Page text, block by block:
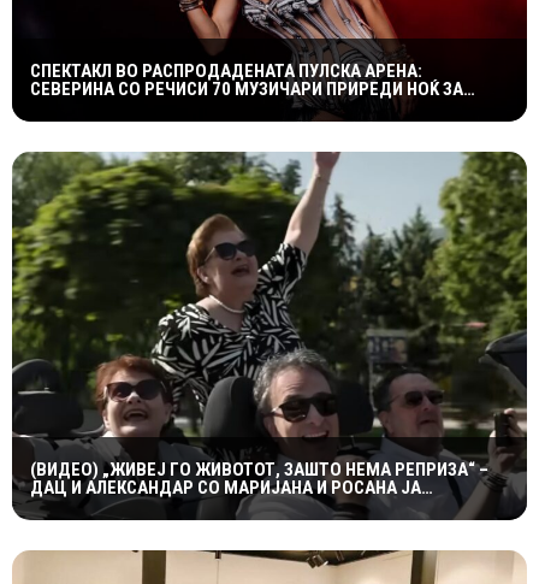
СПЕКТАКЛ ВО РАСПРОДАДЕНАТА ПУЛСКА АРЕНА:
СЕВЕРИНА СО РЕЧИСИ 70 МУЗИЧАРИ ПРИРЕДИ НОЌ ЗА
(ВИДЕО) „ЖИВЕЈ ГО ЖИВОТОТ, ЗАШТО НЕМА РЕПРИЗА“ –
ДАЦ И АЛЕКСАНДАР СО МАРИЈАНА И РОСАНА ЈА
ПРЕТСТАВИЈА „ЗАСЕКОГАШ МЛАДИ“